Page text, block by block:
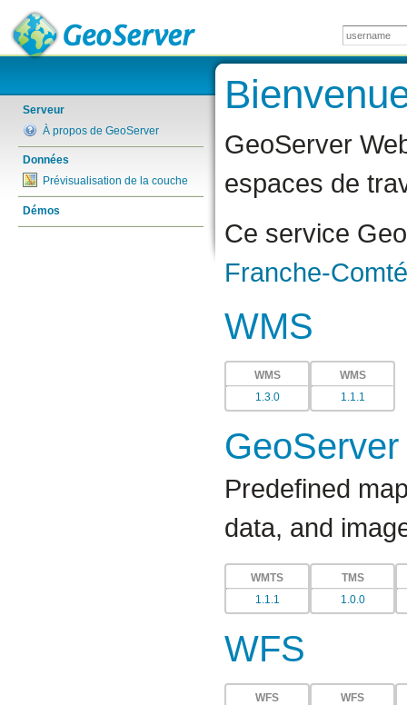
Serveur
À propos de GeoServer
Données
Prévisualisation de la couche
Démos
GeoServer
espaces de
Ce service
Franche-Comté
WMS
WMS
1.3.0
WMS
1.1.1
Predefined
data, and
WMTS
1.1.1
TMS
1.0.0
WFS
WFS
WFS